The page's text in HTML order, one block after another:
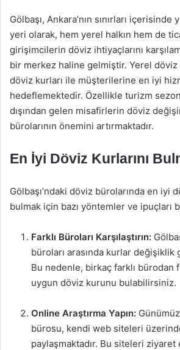
Gölbaşı, Ankara’nın sınırları
yeri olarak, hem yerel halkın hem de
girişimcilerin döviz ihtiyaçlarını
bir merkez haline gelmiştir. Yerel döviz
döviz kurları ile müşterilerine en iyi
hedeflemektedir. Özellikle turizm
dışından gelen misafirlerin döviz
bürolarının önemini artırmaktadır.
En İyi Döviz Kurlarını
Gölbaşı’ndaki döviz bürolarında en iyi
bulmak için bazı yöntemler ve ipuçları
Farklı Büroları Karşılaştırın:
büroları arasında kurlar
Bu nedenle, birkaç farklı bürodan
uygun döviz kurunu bulabilirsiniz.
Online Araştırma Yapın:
bürosu, kendi web siteleri
paylaşmaktadır. Bu siteleri ziyaret